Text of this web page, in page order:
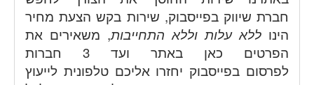
חברת שיווק בפייסבוק, שירות בקש הצעת מחיר
הינו ללא עלות וללא התחייבות, משאירים את
הפרטים כאן באתר ועד 3 חברות
לפרסום בפייסבוק יחזרו אליכם טלפונית לייעוץ